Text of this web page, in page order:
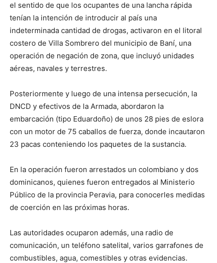
el sentido de que los ocupantes de una lancha rápida
tenían la intención de introducir al país una
indeterminada cantidad de drogas, activaron en el litoral
costero de Villa Sombrero del municipio de Baní, una
operación de negación de zona, que incluyó unidades
aéreas, navales y terrestres.
Posteriormente y luego de una intensa persecución, la
DNCD y efectivos de la Armada, abordaron la
embarcación (tipo Eduardoño) de unos 28 pies de eslora
con un motor de 75 caballos de fuerza, donde incautaron
23 pacas conteniendo los paquetes de la sustancia.
En la operación fueron arrestados un colombiano y dos
dominicanos, quienes fueron entregados al Ministerio
Público de la provincia Peravia, para conocerles medidas
de coerción en las próximas horas.
Las autoridades ocuparon además, una radio de
comunicación, un teléfono satelital, varios garrafones de
combustibles, agua, comestibles y otras evidencias.